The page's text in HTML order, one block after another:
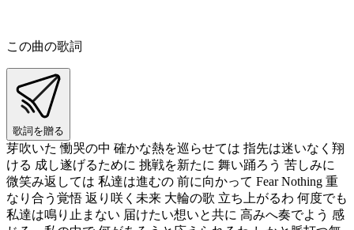
この曲の歌詞
歌詞を贈る
芽吹いた 慟哭の中 確かな熱を巡らせては 指先は迷いなく翔
ける 成し遂げるために 挑戦を新たに 舞い踊ろう 苦しみに
微笑み返しては 私達は進むの 前に向かって Fear Nothing 重
なり合う覚悟 返り咲く未来 大輪の歌 立ち上がるわ 何度でも
私達は鳴り止まない 届けたい想いと共に 高みへ奏でよう 感